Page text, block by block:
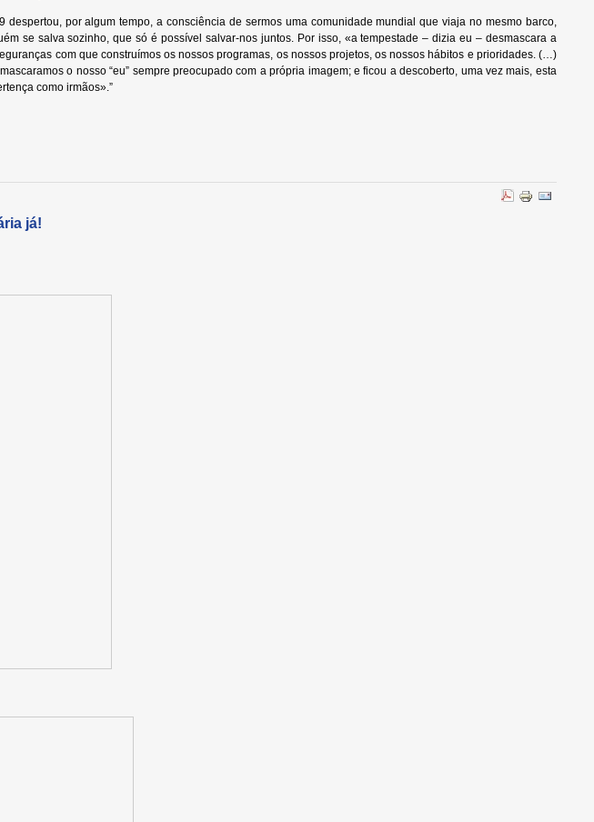
por algum tempo, a consciência de sermos uma comunidade mundial que viaja no mesmo barco,
se salva sozinho, que só é possível salvar-nos juntos. Por isso, «a tempestade – dizia eu – desmascara a
com que construímos os nossos programas, os nossos projetos, os nossos hábitos e prioridades. (…)
o nosso “eu” sempre preocupado com a própria imagem; e ficou a descoberto, uma vez mais, esta
como irmãos».”
já!